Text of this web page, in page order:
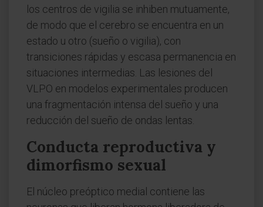
los centros de vigilia se inhiben mutuamente,
de modo que el cerebro se encuentra en un
estado u otro (sueño o vigilia), con
transiciones rápidas y escasa permanencia en
situaciones intermedias. Las lesiones del
VLPO en modelos experimentales producen
una fragmentación intensa del sueño y una
reducción del sueño de ondas lentas.
Conducta reproductiva y
dimorfismo sexual
El núcleo preóptico medial contiene las